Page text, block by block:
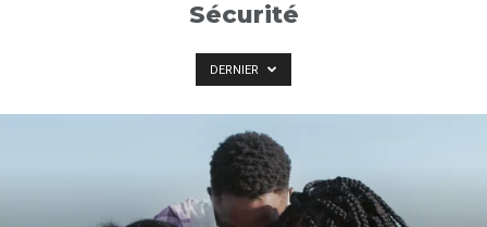
Sécurité
DERNIER